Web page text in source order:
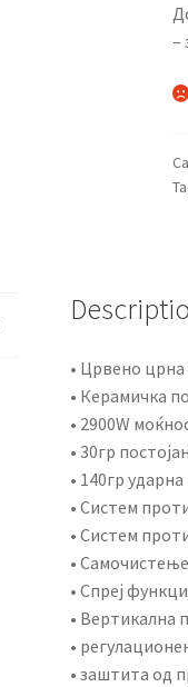
–
• Црвено црна
• Керамичка
• 2900W
• 30гр
• 140гр
• Систем
• Систем
• Самочистење
• Спреј
• Вертикална
•
• заштита од